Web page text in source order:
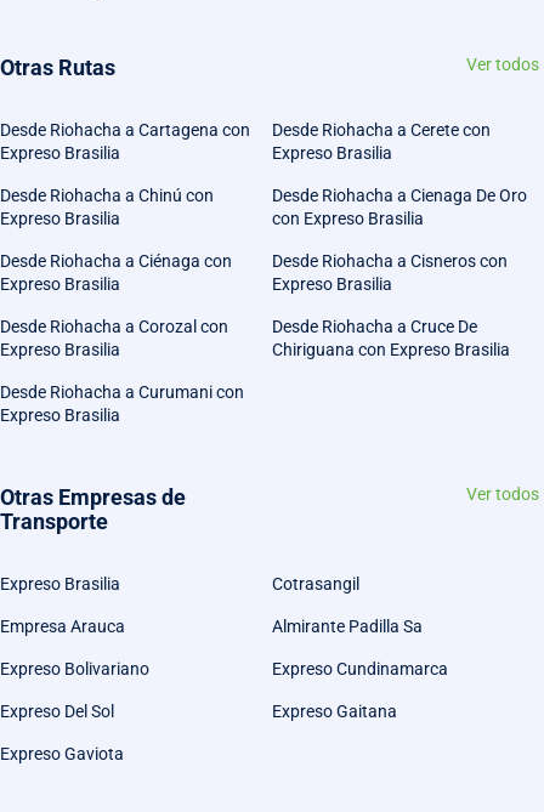
Otras Rutas Ver todos
Desde Riohacha a Cartagena con
Expreso Brasilia
Desde Riohacha a Cerete con
Expreso Brasilia
Desde Riohacha a Chinú con
Expreso Brasilia
Desde Riohacha a Cienaga De Oro
con Expreso Brasilia
Desde Riohacha a Ciénaga con
Expreso Brasilia
Desde Riohacha a Cisneros con
Expreso Brasilia
Desde Riohacha a Corozal con
Expreso Brasilia
Desde Riohacha a Cruce De
Chiriguana con Expreso Brasilia
Desde Riohacha a Curumani con
Expreso Brasilia
Otras Empresas de
Transporte
Ver todos
Expreso Brasilia Cotrasangil
Empresa Arauca Almirante Padilla Sa
Expreso Bolivariano Expreso Cundinamarca
Expreso Del Sol Expreso Gaitana
Expreso Gaviota